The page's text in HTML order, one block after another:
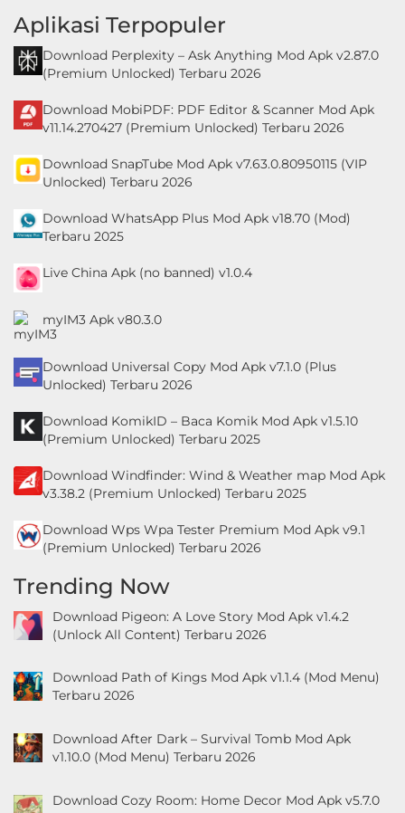
Aplikasi Terpopuler
Download Perplexity – Ask Anything Mod Apk v2.87.0
(Premium Unlocked) Terbaru 2026
Download MobiPDF: PDF Editor & Scanner Mod Apk
v11.14.270427 (Premium Unlocked) Terbaru 2026
Download SnapTube Mod Apk v7.63.0.80950115 (VIP
Unlocked) Terbaru 2026
Download WhatsApp Plus Mod Apk v18.70 (Mod)
Terbaru 2025
Live China Apk (no banned) v1.0.4
myIM3 Apk v80.3.0
Download Universal Copy Mod Apk v7.1.0 (Plus
Unlocked) Terbaru 2026
Download KomikID – Baca Komik Mod Apk v1.5.10
(Premium Unlocked) Terbaru 2025
Download Windfinder: Wind & Weather map Mod Apk
v3.38.2 (Premium Unlocked) Terbaru 2025
Download Wps Wpa Tester Premium Mod Apk v9.1
(Premium Unlocked) Terbaru 2026
Trending Now
Download Pigeon: A Love Story Mod Apk v1.4.2
(Unlock All Content) Terbaru 2026
Download Path of Kings Mod Apk v1.1.4 (Mod Menu)
Terbaru 2026
Download After Dark – Survival Tomb Mod Apk
v1.10.0 (Mod Menu) Terbaru 2026
Download Cozy Room: Home Decor Mod Apk v5.7.0